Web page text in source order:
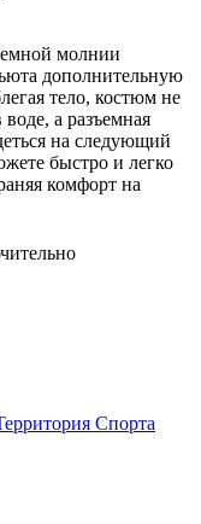
молнии
дополнительную
тело, костюм не
а разъемная
на следующий
быстро и легко
комфорт на
Спорта